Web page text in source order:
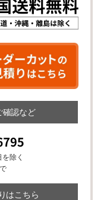
確認など
除く
はこちら